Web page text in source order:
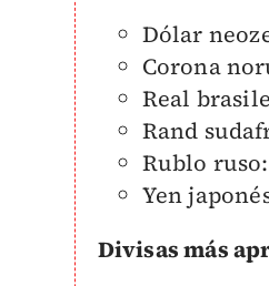
Dólar
Corona
Real
Rand
Rublo
Yen
Divisas más